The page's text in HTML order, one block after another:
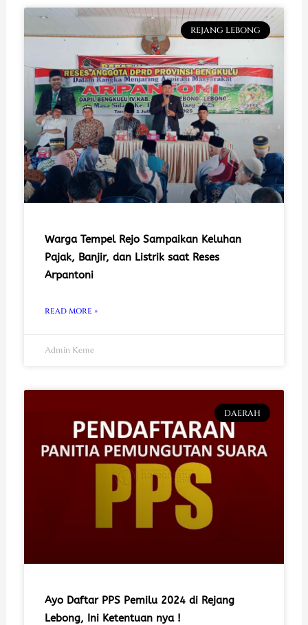
REJANG LEBONG
Warga Tempel Rejo Sampaikan Keluhan
Pajak, Banjir, dan Listrik saat Reses
Arpantoni
READ MORE »
Admin Keme
DAERAH
Ayo Daftar PPS Pemilu 2024 di Rejang
Lebong, Ini Ketentuan nya !